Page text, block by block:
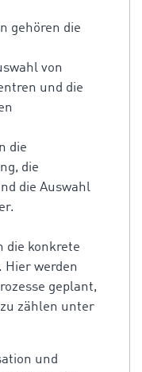
gehören die
von
und die
die
die
die Auswahl
die konkrete
Hier werden
geplant,
zählen unter
und